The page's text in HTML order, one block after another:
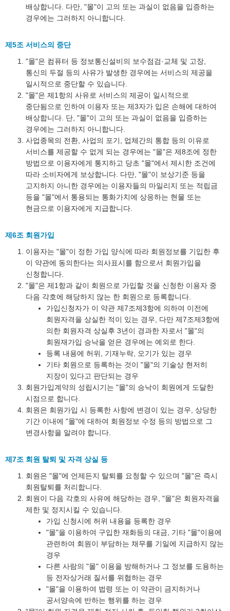
배상합니다. 다만, "몰"이 고의 또는 과실이 없음을 입증하는
경우에는 그러하지 아니합니다.
제5조 서비스의 중단
"몰"은 컴퓨터 등 정보통신설비의 보수점검·교체 및 고장,
통신의 두절 등의 사유가 발생한 경우에는 서비스의 제공을
일시적으로 중단할 수 있습니다.
"몰"은 제1항의 사유로 서비스의 제공이 일시적으로
중단됨으로 인하여 이용자 또는 제3자가 입은 손해에 대하여
배상합니다. 단, "몰"이 고의 또는 과실이 없음을 입증하는
경우에는 그러하지 아니합니다.
사업종목의 전환, 사업의 포기, 업체간의 통합 등의 이유로
서비스를 제공할 수 없게 되는 경우에는 "몰"은 제8조에 정한
방법으로 이용자에게 통지하고 당초 "몰"에서 제시한 조건에
따라 소비자에게 보상합니다. 다만, "몰"이 보상기준 등을
고지하지 아니한 경우에는 이용자들의 마일리지 또는 적립금
등을 "몰"에서 통용되는 통화가치에 상응하는 현물 또는
현금으로 이용자에게 지급합니다.
제6조 회원가입
이용자는 "몰"이 정한 가입 양식에 따라 회원정보를 기입한 후
이 약관에 동의한다는 의사표시를 함으로서 회원가입을
신청합니다.
"몰"은 제1항과 같이 회원으로 가입할 것을 신청한 이용자 중
다음 각호에 해당하지 않는 한 회원으로 등록합니다.
가입신청자가 이 약관 제7조제3항에 의하여 이전에
회원자격을 상실한 적이 있는 경우, 다만 제7조제3항에
의한 회원자격 상실후 3년이 경과한 자로서 "몰"의
회원재가입 승낙을 얻은 경우에는 예외로 한다.
등록 내용에 허위, 기재누락, 오기가 있는 경우
기타 회원으로 등록하는 것이 "몰"의 기술상 현저히
지장이 있다고 판단되는 경우
회원가입계약의 성립시기는 "몰"의 승낙이 회원에게 도달한
시점으로 합니다.
회원은 회원가입 시 등록한 사항에 변경이 있는 경우, 상당한
기간 이내에 "몰"에 대하여 회원정보 수정 등의 방법으로 그
변경사항을 알려야 합니다.
제7조 회원 탈퇴 및 자격 상실 등
회원은 "몰"에 언제든지 탈퇴를 요청할 수 있으며 "몰"은 즉시
회원탈퇴를 처리합니다.
회원이 다음 각호의 사유에 해당하는 경우, "몰"은 회원자격을
제한 및 정지시킬 수 있습니다.
가입 신청시에 허위 내용을 등록한 경우
"몰"을 이용하여 구입한 재화등의 대금, 기타 "몰"이용에
관련하여 회원이 부담하는 채무를 기일에 지급하지 않는
경우
다른 사람의 "몰" 이용을 방해하거나 그 정보를 도용하는
등 전자상거래 질서를 위협하는 경우
"몰"을 이용하여 법령 또는 이 약관이 금지하거나
공서양속에 반하는 행위를 하는 경우